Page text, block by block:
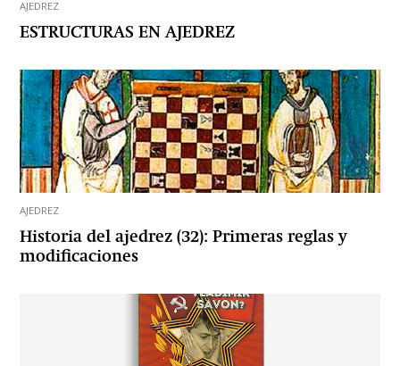
AJEDREZ
ESTRUCTURAS EN AJEDREZ
AJEDREZ
Historia del ajedrez (32): Primeras reglas y
modificaciones